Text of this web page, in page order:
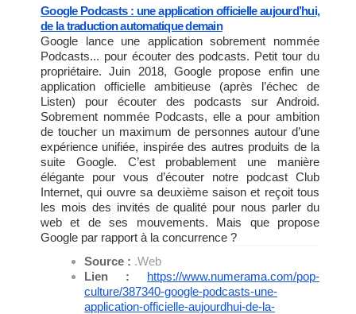
Google Podcasts : une application officielle aujourd’hui,
de la traduction automatique demain
Google lance une application sobrement nommée
Podcasts... pour écouter des podcasts. Petit tour du
propriétaire. Juin 2018, Google propose enfin une
application officielle ambitieuse (après l’échec de
Listen) pour écouter des podcasts sur Android.
Sobrement nommée Podcasts, elle a pour ambition
de toucher un maximum de personnes autour d’une
expérience unifiée, inspirée des autres produits de la
suite Google. C’est probablement une manière
élégante pour vous d’écouter notre podcast Club
Internet, qui ouvre sa deuxième saison et reçoit tous
les mois des invités de qualité pour nous parler du
web et de ses mouvements. Mais que propose
Google par rapport à la concurrence ?
Source : .Web
Lien : https://www.numerama.com/pop-
culture/387340-google-podcasts-une-
application-officielle-aujourdhui-de-la-